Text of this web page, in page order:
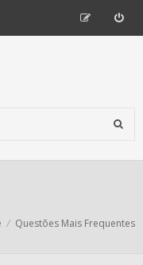
Questões Mais Frequentes